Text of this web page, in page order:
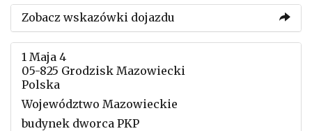
Zobacz wskazówki dojazdu
1 Maja 4
05-825 Grodzisk Mazowiecki
Polska
Województwo Mazowieckie
budynek dworca PKP